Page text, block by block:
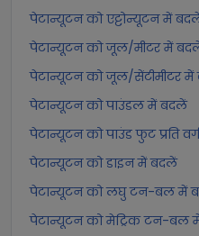
पेटान्यूटन को एट्टोन्यूटन में
पेटान्यूटन को जूल/मीटर में
पेटान्यूटन को जूल/सेंटीमीटर
पेटान्यूटन को पाउंडल में बदलें
पेटान्यूटन को पाउंड फुट प्रति
पेटान्यूटन को डाइन में बदलें
पेटान्यूटन को लघु टन-बल में
पेटान्यूटन को मेट्रिक टन-बल